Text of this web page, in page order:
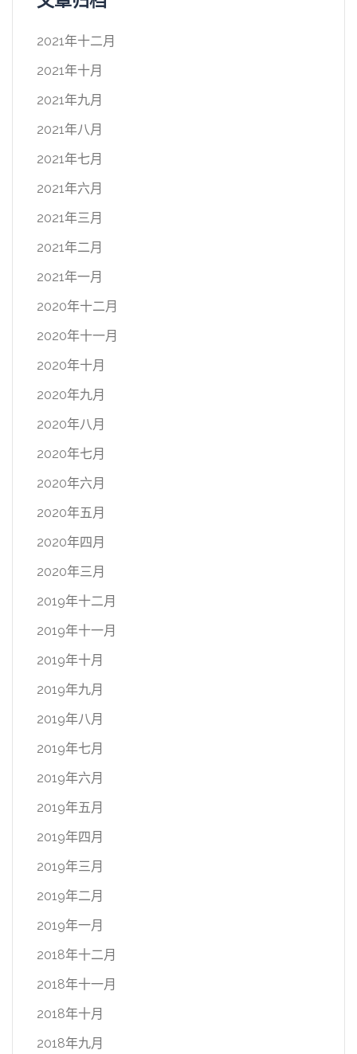
2021年十二月
2021年十月
2021年九月
2021年八月
2021年七月
2021年六月
2021年三月
2021年二月
2021年一月
2020年十二月
2020年十一月
2020年十月
2020年九月
2020年八月
2020年七月
2020年六月
2020年五月
2020年四月
2020年三月
2019年十二月
2019年十一月
2019年十月
2019年九月
2019年八月
2019年七月
2019年六月
2019年五月
2019年四月
2019年三月
2019年二月
2019年一月
2018年十二月
2018年十一月
2018年十月
2018年九月